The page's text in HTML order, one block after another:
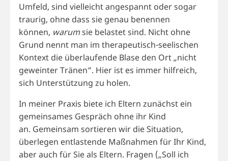
Umfeld, sind vielleicht angespannt oder sogar
traurig, ohne dass sie genau benennen
können, warumsie belastet sind. Nicht ohne
Grund nennt man im therapeutisch-seelischen
Kontext die überlaufende Blase den Ort „nicht
geweinter Tränen“. Hier ist es immer hilfreich,
sich Unterstützung zu holen.
In meiner Praxis biete ich Eltern zunächst ein
gemeinsames Gespräch ohne ihr Kind
an. Gemeinsam sortieren wir die Situation,
überlegen entlastende Maßnahmen für Ihr Kind,
aber auch für Sie als Eltern. Fragen („Soll ich